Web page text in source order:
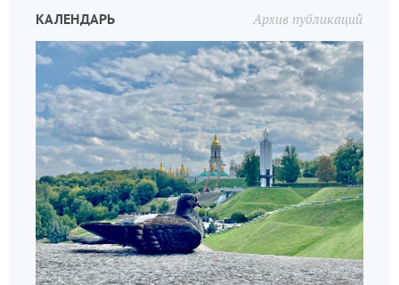
Архив публикаций
КАЛЕНДАРЬ